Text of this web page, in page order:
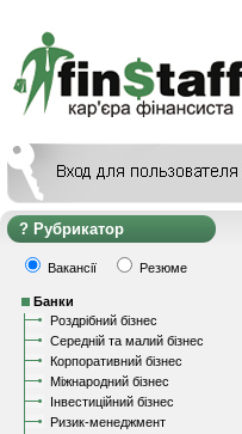
Рубрикатор
Вакансії Резюме
Банки
Роздрібний бізнес
Середній та малий бізнес
Корпоративний бізнес
Міжнародний бізнес
Інвестиційний бізнес
Ризик-менеджмент